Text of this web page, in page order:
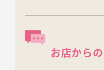
お店からの